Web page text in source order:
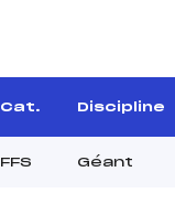
Cat. Discipline
FFS Géant